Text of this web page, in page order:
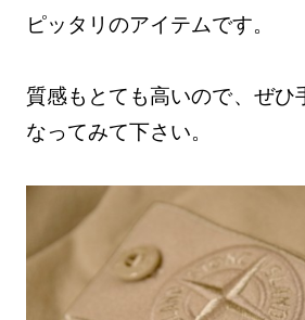
ピッタリのアイテムです。
質感もとても高いので、ぜひ
なってみて下さい。